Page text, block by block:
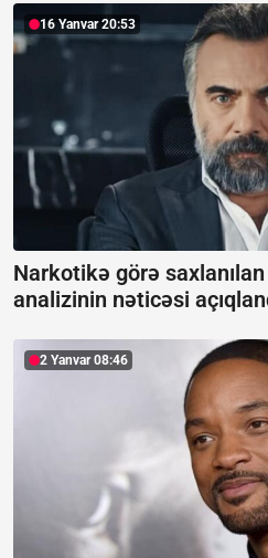
16 Yanvar 20:53
Narkotikə görə
analizinin nəticəsi
2 Yanvar 08:46